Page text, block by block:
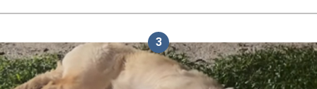
3